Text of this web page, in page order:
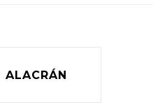
ALACRÁN